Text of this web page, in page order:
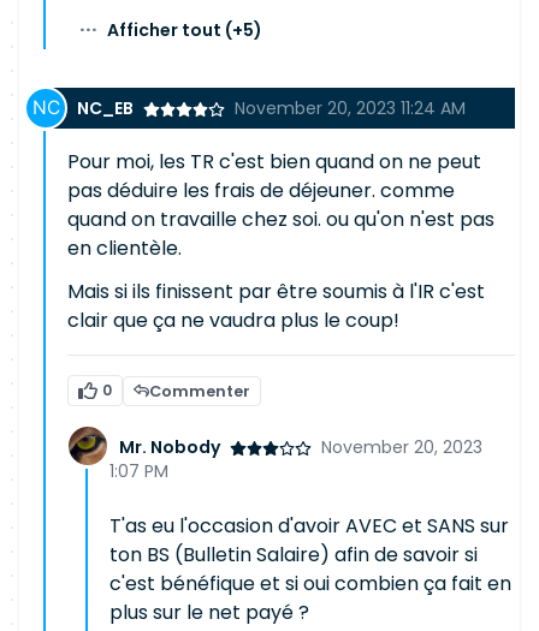
··· Afficher tout (+5)
NC_EB November 20, 2023 11:24 AM
Pour moi, les TR c'est bien quand on ne peut
pas déduire les frais de déjeuner. comme
quand on travaille chez soi. ou qu'on n'est pas
en clientèle.
Mais si ils finissent par être soumis à l'IR c'est
clair que ça ne vaudra plus le coup!
0 Commenter
Mr. Nobody
November 20, 2023
1:07 PM
T'as eu l'occasion d'avoir AVEC et SANS sur
ton BS (Bulletin Salaire) afin de savoir si
c'est bénéfique et si oui combien ça fait en
plus sur le net payé ?